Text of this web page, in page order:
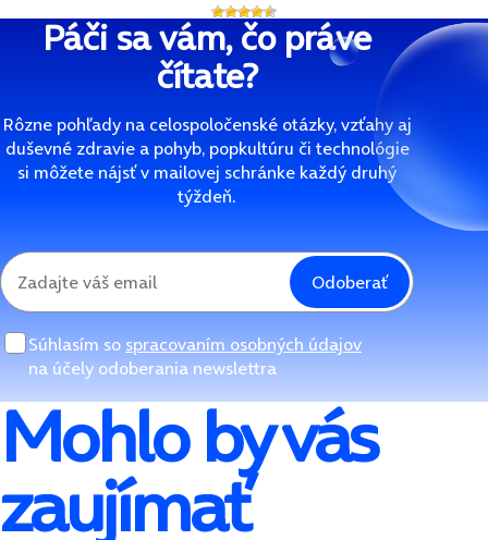
Páči sa vám, čo práve
čítate?
Rôzne pohľady na celospoločenské otázky, vzťahy aj
duševné zdravie a pohyb, popkultúru či technológie
si môžete nájsť v mailovej schránke každý druhý
týždeň.
Odoberať
Súhlasím so spracovaním osobných údajov
na účely odoberania newslettra
Mohlo by vás
zaujímať